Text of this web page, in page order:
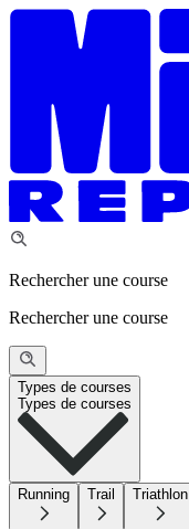
Rechercher une course
Rechercher une course
Types de courses
Types de courses
Running Trail Triathlon